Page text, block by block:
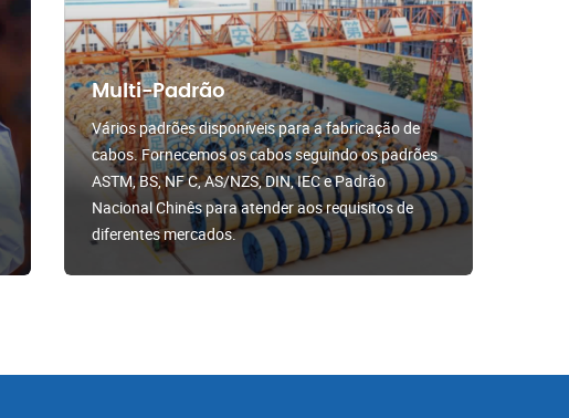
Multi-Padrão
Vários padrões disponíveis para a fabricação de
cabos. Fornecemos os cabos seguindo os padrões
ASTM, BS, NF C, AS/NZS, DIN, IEC e Padrão
Nacional Chinês para atender aos requisitos de
diferentes mercados.